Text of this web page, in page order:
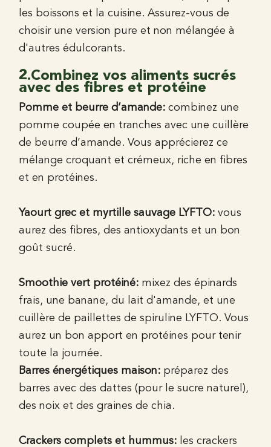
les boissons et la cuisine. Assurez-vous de
choisir une version pure et non mélangée à
d'autres édulcorants.
2.Combinez vos aliments sucrés
avec des fibres et protéine
Pomme et beurre d’amande: combinez une
pomme coupée en tranches avec une cuillère
de beurre d’amande. Vous apprécierez ce
mélange croquant et crémeux, riche en fibres
et en protéines.
Yaourt grec et myrtille sauvage LYFTO: vous
aurez des fibres, des antioxydants et un bon
goût sucré.
Smoothie vert protéiné: mixez des épinards
frais, une banane, du lait d'amande, et une
cuillère de paillettes de spiruline LYFTO. Vous
aurez un bon apport en protéines pour tenir
toute la journée.
Barres énergétiques maison: préparez des
barres avec des dattes (pour le sucre naturel),
des noix et des graines de chia.
Crackers complets et hummus: les crackers